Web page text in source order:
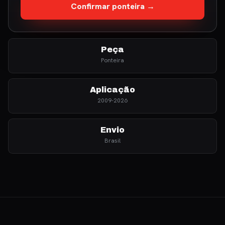
Confirmar ponteira →
Peça
Ponteira
Aplicação
2009-2026
Envio
Brasil